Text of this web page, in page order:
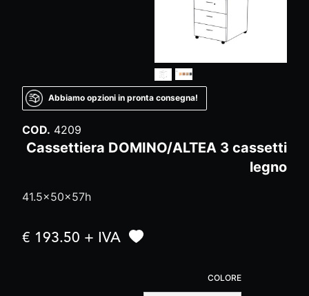
Abbiamo opzioni in pronta consegna!
COD. 4209
Cassettiera DOMINO/ALTEA 3 cassetti
legno
41.5x50x57h
€ 193.50 + IVA
COLORE